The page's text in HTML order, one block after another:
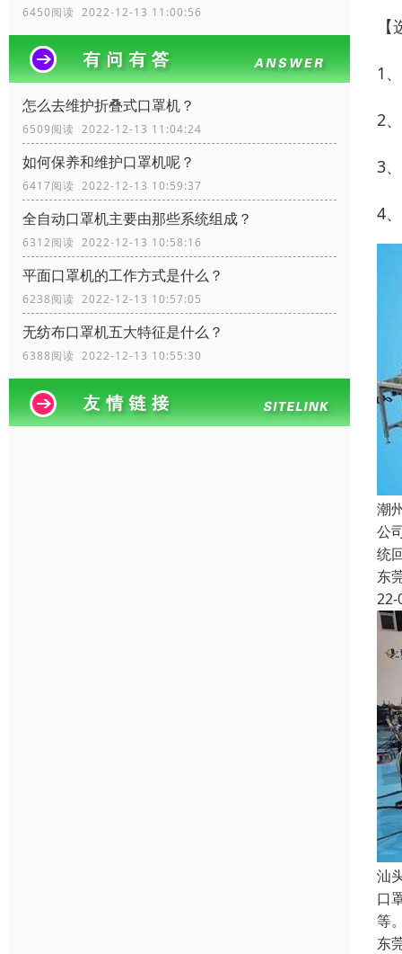
6450阅读 2022-12-13 11:00:56
怎么去维护折叠式口罩机？
6509阅读 2022-12-13 11:04:24
如何保养和维护口罩机呢？
6417阅读 2022-12-13 10:59:37
全自动口罩机主要由那些系统组成？
6312阅读 2022-12-13 10:58:16
平面口罩机的工作方式是什么？
6238阅读 2022-12-13 10:57:05
无纺布口罩机五大特征是什么？
6388阅读 2022-12-13 10:55:30
1
2
3
4
潮
公
统
东
22-
汕
口
等
东